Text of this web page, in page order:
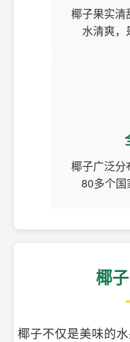
椰子果实清
水清爽，
椰子广泛分
80多个国
椰
椰子不仅是美味的